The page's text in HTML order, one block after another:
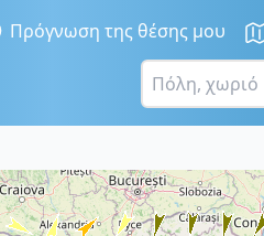
Πρόγνωση της θέσης μου